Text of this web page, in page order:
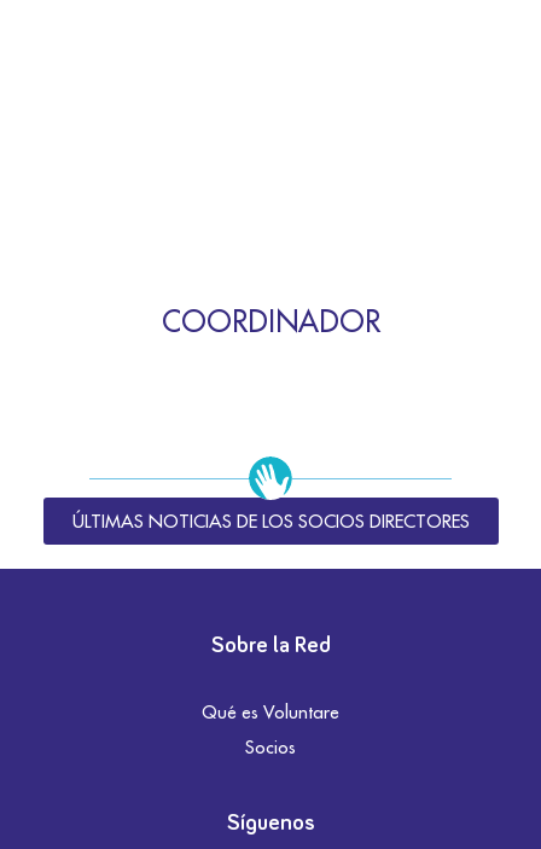
COORDINADOR
ÚLTIMAS NOTICIAS DE LOS SOCIOS DIRECTORES
Sobre la Red
Qué es Voluntare
Socios
Síguenos